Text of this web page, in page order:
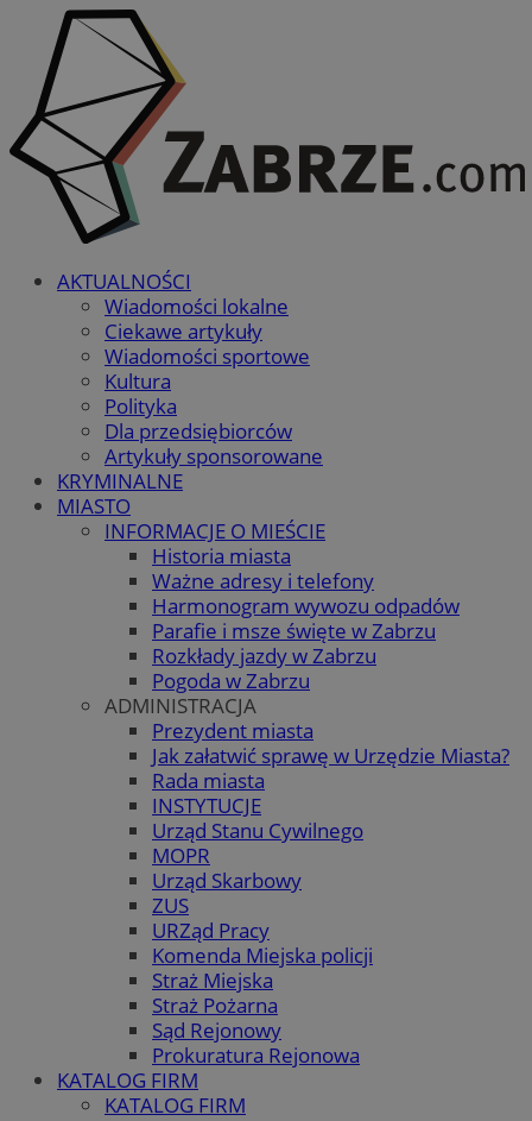
AKTUALNOŚCI
Wiadomości lokalne
Ciekawe artykuły
Wiadomości sportowe
Kultura
Polityka
Dla przedsiębiorców
Artykuły sponsorowane
KRYMINALNE
MIASTO
INFORMACJE O MIEŚCIE
Historia miasta
Ważne adresy i telefony
Harmonogram wywozu odpadów
Parafie i msze święte w Zabrzu
Rozkłady jazdy w Zabrzu
Pogoda w Zabrzu
ADMINISTRACJA
Prezydent miasta
Jak załatwić sprawę w Urzędzie Miasta?
Rada miasta
INSTYTUCJE
Urząd Stanu Cywilnego
MOPR
Urząd Skarbowy
ZUS
URZąd Pracy
Komenda Miejska policji
Straż Miejska
Straż Pożarna
Sąd Rejonowy
Prokuratura Rejonowa
KATALOG FIRM
KATALOG FIRM